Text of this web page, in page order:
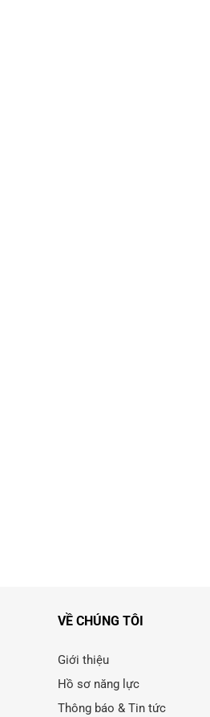
VỀ CHÚNG TÔI
Giới thiệu
Hồ sơ năng lực
Thông báo & Tin tức